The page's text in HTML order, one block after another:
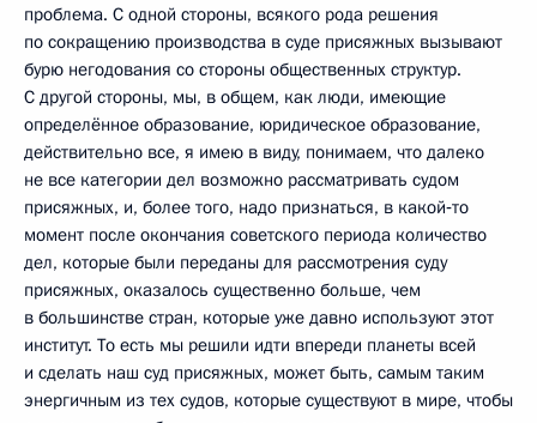
проблема. С одной стороны, всякого рода решения
по сокращению производства в суде присяжных вызывают
бурю негодования со стороны общественных структур.
С другой стороны, мы, в общем, как люди, имеющие
определённое образование, юридическое образование,
действительно все, я имею в виду, понимаем, что далеко
не все категории дел возможно рассматривать судом
присяжных, и, более того, надо признаться, в какой‑то
момент после окончания советского периода количество
дел, которые были переданы для рассмотрения суду
присяжных, оказалось существенно больше, чем
в большинстве стран, которые уже давно используют этот
институт. То есть мы решили идти впереди планеты всей
и сделать наш суд присяжных, может быть, самым таким
энергичным из тех судов, которые существуют в мире, чтобы